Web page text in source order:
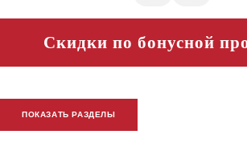
Скидки по бонусной
ПОКАЗАТЬ РАЗДЕЛЫ